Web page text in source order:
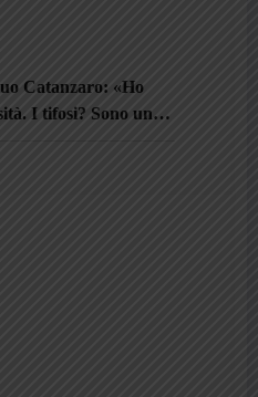
Catanzaro: «Ho
I tifosi? Sono un